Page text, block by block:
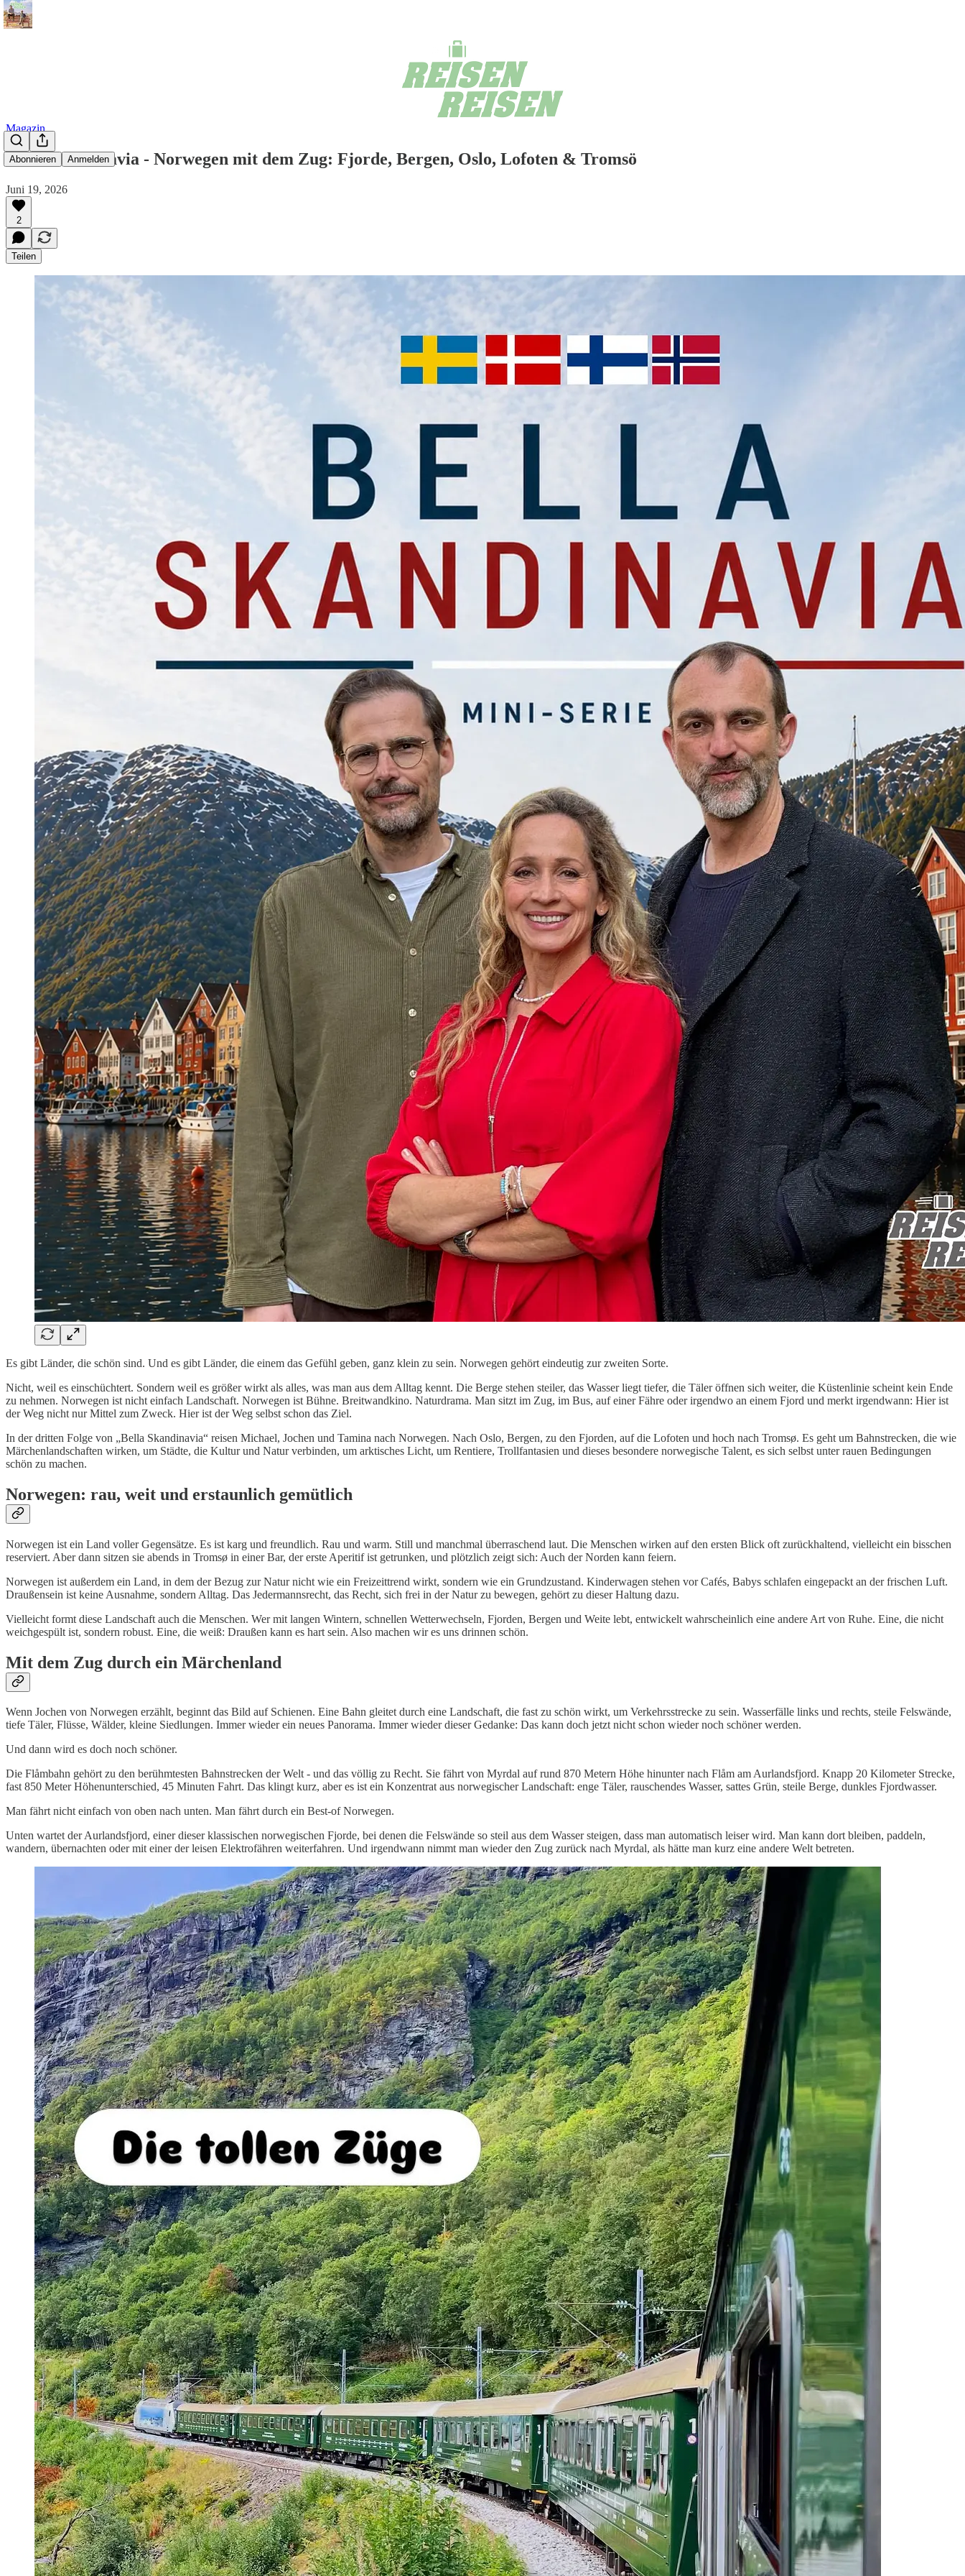
Abonnieren Anmelden
Magazin
Bella Skandinavia - Norwegen mit dem Zug: Fjorde, Bergen, Oslo, Lofoten & Tromsö
Juni 19, 2026
2
Teilen
Es gibt Länder, die schön sind. Und es gibt Länder, die einem das Gefühl geben, ganz klein zu sein. Norwegen gehört eindeutig zur zweiten Sorte.
Nicht, weil es einschüchtert. Sondern weil es größer wirkt als alles, was man aus dem Alltag kennt. Die Berge stehen steiler, das Wasser liegt tiefer, die Täler öffnen sich weiter, die Küstenlinie scheint kein Ende
zu nehmen. Norwegen ist nicht einfach Landschaft. Norwegen ist Bühne. Breitwandkino. Naturdrama. Man sitzt im Zug, im Bus, auf einer Fähre oder irgendwo an einem Fjord und merkt irgendwann: Hier ist
der Weg nicht nur Mittel zum Zweck. Hier ist der Weg selbst schon das Ziel.
In der dritten Folge von „Bella Skandinavia“ reisen Michael, Jochen und Tamina nach Norwegen. Nach Oslo, Bergen, zu den Fjorden, auf die Lofoten und hoch nach Tromsø. Es geht um Bahnstrecken, die wie
Märchenlandschaften wirken, um Städte, die Kultur und Natur verbinden, um arktisches Licht, um Rentiere, Trollfantasien und dieses besondere norwegische Talent, es sich selbst unter rauen Bedingungen
schön zu machen.
Norwegen: rau, weit und erstaunlich gemütlich
Norwegen ist ein Land voller Gegensätze. Es ist karg und freundlich. Rau und warm. Still und manchmal überraschend laut. Die Menschen wirken auf den ersten Blick oft zurückhaltend, vielleicht ein bisschen
reserviert. Aber dann sitzen sie abends in Tromsø in einer Bar, der erste Aperitif ist getrunken, und plötzlich zeigt sich: Auch der Norden kann feiern.
Norwegen ist außerdem ein Land, in dem der Bezug zur Natur nicht wie ein Freizeittrend wirkt, sondern wie ein Grundzustand. Kinderwagen stehen vor Cafés, Babys schlafen eingepackt an der frischen Luft.
Draußensein ist keine Ausnahme, sondern Alltag. Das Jedermannsrecht, das Recht, sich frei in der Natur zu bewegen, gehört zu dieser Haltung dazu.
Vielleicht formt diese Landschaft auch die Menschen. Wer mit langen Wintern, schnellen Wetterwechseln, Fjorden, Bergen und Weite lebt, entwickelt wahrscheinlich eine andere Art von Ruhe. Eine, die nicht
weichgespült ist, sondern robust. Eine, die weiß: Draußen kann es hart sein. Also machen wir es uns drinnen schön.
Mit dem Zug durch ein Märchenland
Wenn Jochen von Norwegen erzählt, beginnt das Bild auf Schienen. Eine Bahn gleitet durch eine Landschaft, die fast zu schön wirkt, um Verkehrsstrecke zu sein. Wasserfälle links und rechts, steile Felswände,
tiefe Täler, Flüsse, Wälder, kleine Siedlungen. Immer wieder ein neues Panorama. Immer wieder dieser Gedanke: Das kann doch jetzt nicht schon wieder noch schöner werden.
Und dann wird es doch noch schöner.
Die Flåmbahn gehört zu den berühmtesten Bahnstrecken der Welt - und das völlig zu Recht. Sie fährt von Myrdal auf rund 870 Metern Höhe hinunter nach Flåm am Aurlandsfjord. Knapp 20 Kilometer Strecke,
fast 850 Meter Höhenunterschied, 45 Minuten Fahrt. Das klingt kurz, aber es ist ein Konzentrat aus norwegischer Landschaft: enge Täler, rauschendes Wasser, sattes Grün, steile Berge, dunkles Fjordwasser.
Man fährt nicht einfach von oben nach unten. Man fährt durch ein Best-of Norwegen.
Unten wartet der Aurlandsfjord, einer dieser klassischen norwegischen Fjorde, bei denen die Felswände so steil aus dem Wasser steigen, dass man automatisch leiser wird. Man kann dort bleiben, paddeln,
wandern, übernachten oder mit einer der leisen Elektrofähren weiterfahren. Und irgendwann nimmt man wieder den Zug zurück nach Myrdal, als hätte man kurz eine andere Welt betreten.